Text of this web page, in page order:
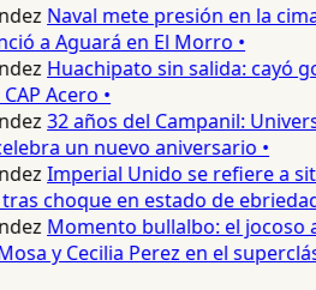
Naval mete presión en la
a Aguará en El Morro •
Huachipato sin salida: cayó
Acero •
32 años del Campanil:
un nuevo aniversario •
Imperial Unido se refiere a
choque en estado de
Momento bullalbo: el jocoso
y Cecilia Perez en el